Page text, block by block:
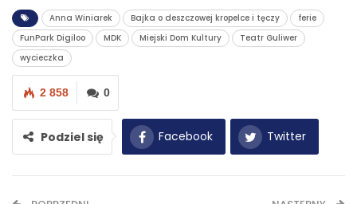
Anna Winiarek Bajka o deszczowej kropelce i tęczy
ferie
FunPark Digiloo
MDK Miejski Dom Kultury
Teatr Guliwer
wycieczka
0
2 858
Podziel się Facebook Twitter